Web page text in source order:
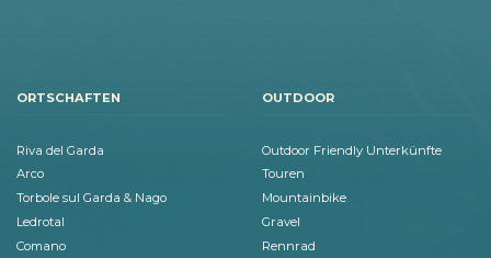
ORTSCHAFTEN
Riva del Garda
Arco
Torbole sul Garda & Nago
Ledrotal
Comano
OUTDOOR
Outdoor Friendly Unterkünfte
Touren
Mountainbike
Gravel
Rennrad